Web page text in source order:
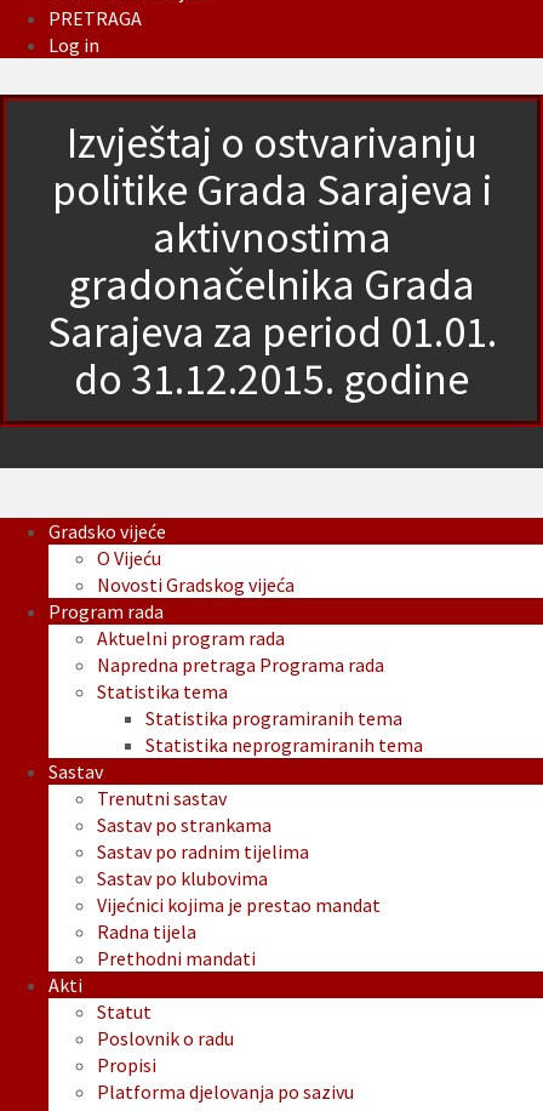
PRETRAGA
Log in
Izvještaj o ostvarivanju
politike Grada Sarajeva i
aktivnostima
gradonačelnika Grada
Sarajeva za period 01.01.
do 31.12.2015. godine
Gradsko vijeće
O Vijeću
Novosti Gradskog vijeća
Program rada
Aktuelni program rada
Napredna pretraga Programa rada
Statistika tema
Statistika programiranih tema
Statistika neprogramiranih tema
Sastav
Trenutni sastav
Sastav po strankama
Sastav po radnim tijelima
Sastav po klubovima
Vijećnici kojima je prestao mandat
Radna tijela
Prethodni mandati
Akti
Statut
Poslovnik o radu
Propisi
Platforma djelovanja po sazivu